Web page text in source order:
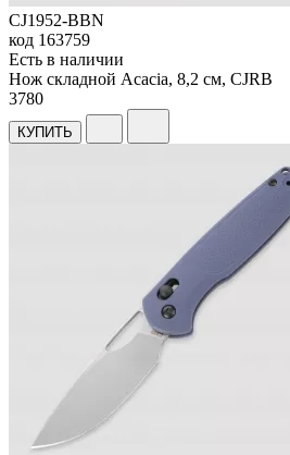
CJ1952-BBN
код 163759
Есть в наличии
Нож складной Acacia, 8,2 см, CJRB
3780
КУПИТЬ